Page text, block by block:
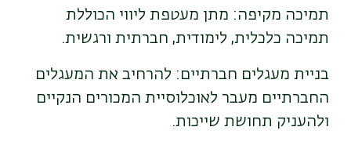
תמיכה מקיפה: מתן מעטפת ליווי הכוללת
תמיכה כלכלית, לימודית, חברתית ורגשית.
בניית מעגלים חברתיים: להרחיב את המעגלים
החברתיים מעבר לאוכלוסיית המכורים הנקיים
ולהעניק תחושת שייכות.